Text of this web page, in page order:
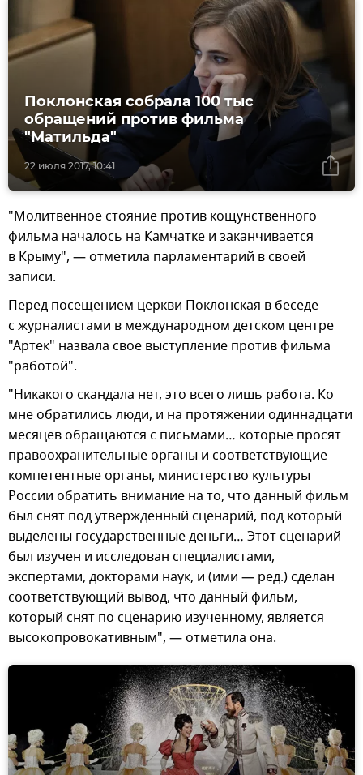
22 июля 2017, 10:41
Поклонская собрала 100 тыс
обращений против фильма
"Матильда"
"Молитвенное стояние против кощунственного
фильма началось на Камчатке и заканчивается
в Крыму", — отметила парламентарий в своей
записи.
Перед посещением церкви Поклонская в беседе
с журналистами в международном детском центре
"Артек" назвала свое выступление против фильма
"работой".
"Никакого скандала нет, это всего лишь работа. Ко
мне обратились люди, и на протяжении одиннадцати
месяцев обращаются с письмами… которые просят
правоохранительные органы и соответствующие
компетентные органы, министерство культуры
России обратить внимание на то, что данный фильм
был снят под утвержденный сценарий, под который
выделены государственные деньги… Этот сценарий
был изучен и исследован специалистами,
экспертами, докторами наук, и (ими — ред.) сделан
соответствующий вывод, что данный фильм,
который снят по сценарию изученному, является
высокопровокативным", — отметила она.